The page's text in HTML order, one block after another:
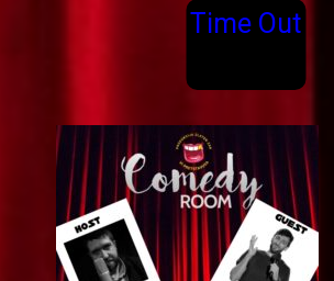
Time Out